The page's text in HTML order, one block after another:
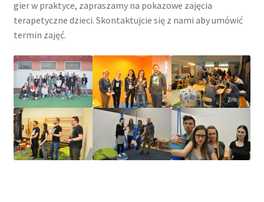
gier w praktyce, zapraszamy na pokazowe zajęcia
terapetyczne dzieci. Skontaktujcie się z nami aby umówić
termin zajęć.